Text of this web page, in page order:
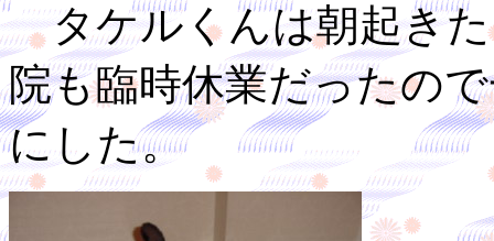
タケルくんは朝起きた
院も臨時休業だったの
にした。